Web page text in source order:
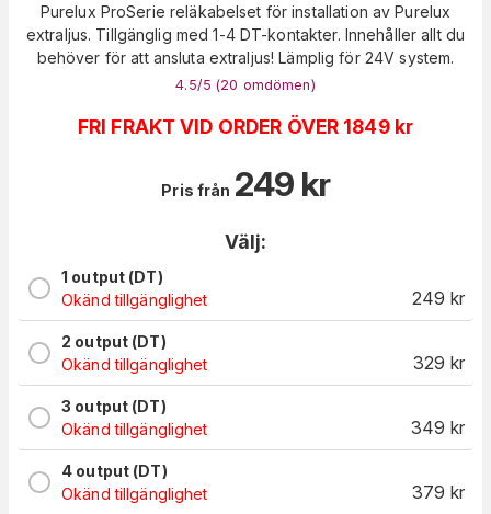
Purelux ProSerie reläkabelset för installation av Purelux
extraljus. Tillgänglig med 1-4 DT-kontakter. Innehåller allt du
behöver för att ansluta extraljus! Lämplig för 24V system.
4.5/5 (20 omdömen)
FRI FRAKT VID ORDER ÖVER 1849 kr
Pris från 249 kr
Välj:
1 output (DT)
Okänd tillgänglighet
249 kr
2 output (DT)
Okänd tillgänglighet
329 kr
3 output (DT)
Okänd tillgänglighet
349 kr
4 output (DT)
Okänd tillgänglighet
379 kr